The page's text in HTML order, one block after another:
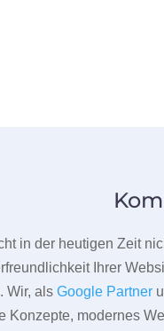
in der heutigen Zeit
Ihrer
Wir, alsGoogle Partner
Konzepte, modernes